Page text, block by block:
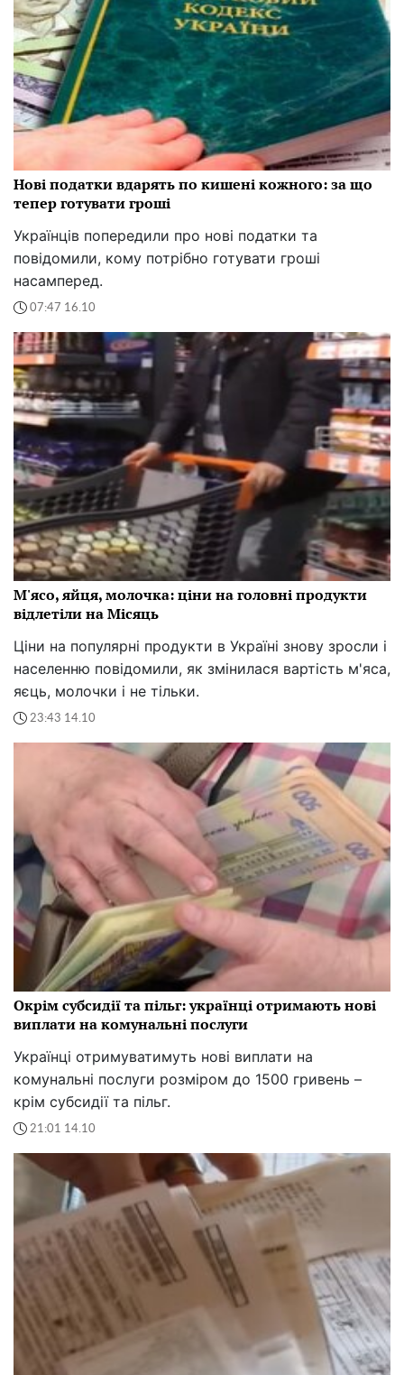
Нові податки вдарять по кишені кожного: за що
тепер готувати гроші
Українців попередили про нові податки та
повідомили, кому потрібно готувати гроші
насамперед.
07:47 16.10
М'ясо, яйця, молочка: ціни на головні продукти
відлетіли на Місяць
Ціни на популярні продукти в Україні знову зросли і
населенню повідомили, як змінилася вартість м'яса,
яєць, молочки і не тільки.
23:43 14.10
Окрім субсидії та пільг: українці отримають нові
виплати на комунальні послуги
Українці отримуватимуть нові виплати на
комунальні послуги розміром до 1500 гривень –
крім субсидії та пільг.
21:01 14.10